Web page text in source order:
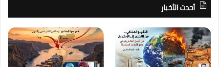
أحدث الأخبار